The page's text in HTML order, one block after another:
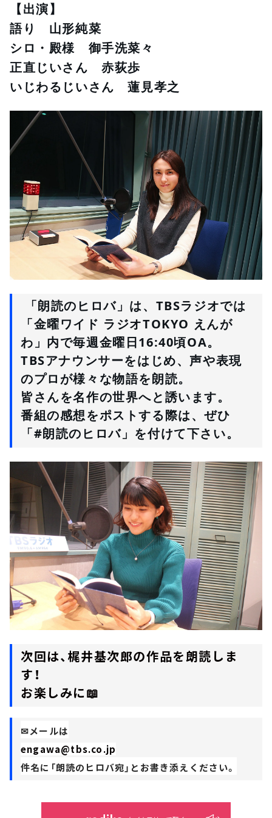
【出演】
語り　山形純菜
シロ・殿様　御手洗菜々
正直じいさん　赤荻歩
いじわるじいさん　蓮見孝之
「朗読のヒロバ」は、TBSラジオでは
「金曜ワイド ラジオTOKYO えんが
わ」 内で毎週金曜日16:40頃OA。
TBSアナウンサーをはじめ、声や表現
のプロが様々な物語を朗読。
皆さんを名作の世界へと誘います。
番組の感想をポストする際は、ぜひ
「#朗読のヒロバ」を付けて下さい。
次回は、梶井基次郎の作品を朗読しま
す！
お楽しみに📖
✉メールは
engawa@tbs.co.jp
件名に「朗読のヒロバ宛」とお書き添えください。